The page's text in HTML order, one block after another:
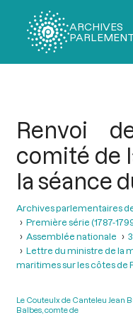
ARCHIVES
Renvoi
comité de
la séance
Archives parlementaires
Première série (1787-
Assemblée nationale
Lettre du ministre de la
maritimes sur les côtes de
Le Couteulx de Canteleu Jean
Balbes, comte de